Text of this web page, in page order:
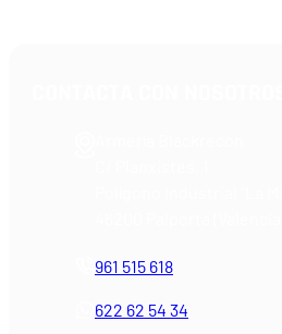
961 515 618
622 62 54 34